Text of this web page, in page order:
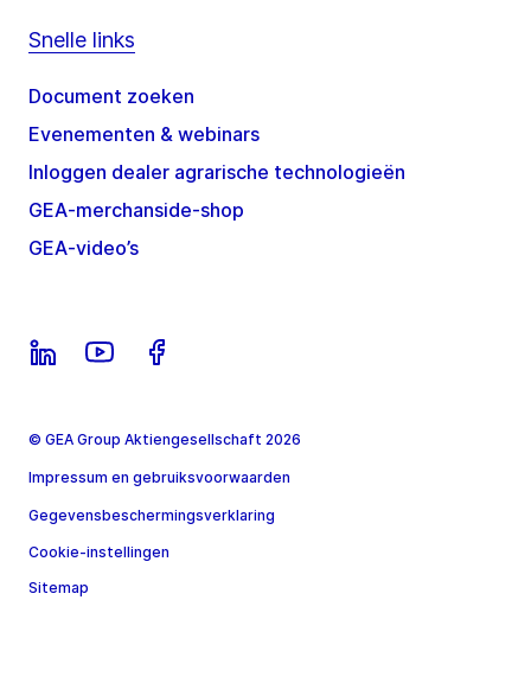
Snelle links
Document zoeken
Evenementen & webinars
Inloggen dealer agrarische technologieën
GEA-merchanside-shop
GEA-video’s
© GEA Group Aktiengesellschaft 2026
Impressum en gebruiksvoorwaarden
Gegevensbeschermingsverklaring
Cookie-instellingen
Sitemap